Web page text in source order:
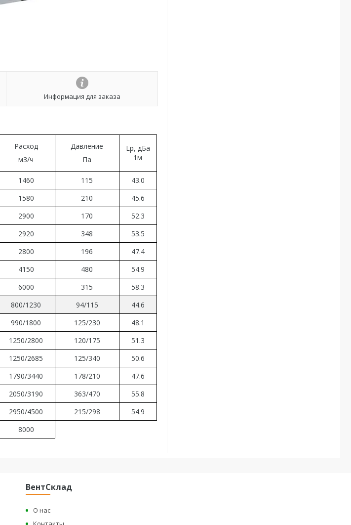
Информация для заказа
Расход
м3/ч
Давление
Па
Lp, дБа
1м
1460 115
43.0
1580 210
45.6
2900 170
52.3
2920 348
53.5
2800 196
47.4
4150 480
54.9
6000 315
58.3
800/1230 94/115
44.6
990/1800 125/230
48.1
1250/2800 120/175
51.3
1250/2685 125/340
50.6
1790/3440 178/210
47.6
2050/3190 363/470
55.8
2950/4500 215/298
54.9
8000
ВентСклад
О нас